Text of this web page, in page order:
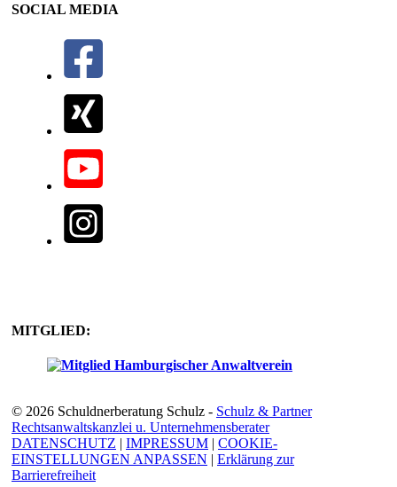
SOCIAL MEDIA
MITGLIED:
© 2026 Schuldnerberatung Schulz - Schulz & Partner
Rechtsanwaltskanzlei u. Unternehmensberater
DATENSCHUTZ | IMPRESSUM | COOKIE-
EINSTELLUNGEN ANPASSEN | Erklärung zur
Barrierefreiheit